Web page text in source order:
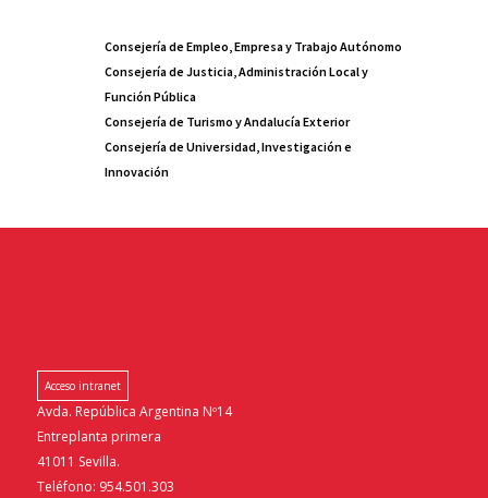
Consejería de Empleo, Empresa y Trabajo Autónomo
Consejería de Justicia, Administración Local y
Función Pública
Consejería de Turismo y Andalucía Exterior
Consejería de Universidad, Investigación e
Innovación
Acceso intranet
Avda. República Argentina Nº14
Entreplanta primera
41011 Sevilla.
Teléfono: 954.501.303